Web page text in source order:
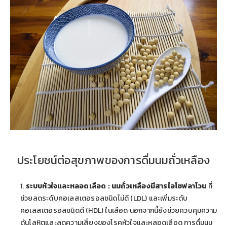
ประโยชน์ต่อสุขภาพของการดื่มนมถั่วเหลือง
ระบบหัวใจและหลอดเลือด : นมถั่วเหลืองมีสารไอโซฟลาโวน ที่
ช่วยลดระดับคอเลสเตอรอลชนิดไม่ดี (LDL) และเพิ่มระดับ
คอเลสเตอรอลชนิดดี (HDL) ในเลือด นอกจากนี้ยังช่วยควบคุมความ